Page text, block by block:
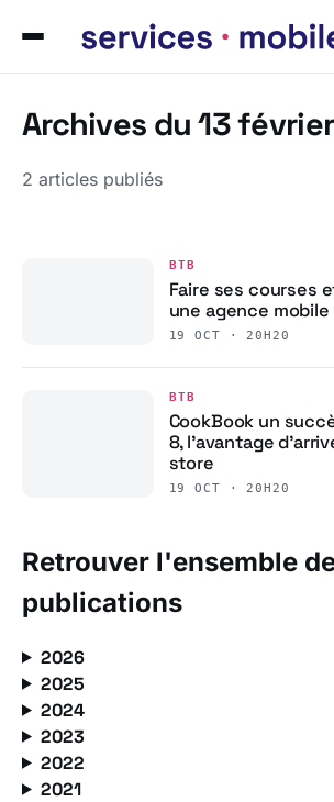
Archives du 13
2 articles publiés
BTB
Faire ses courses
une agence mobile
19 OCT · 20H20
BTB
CookBook un
8, l’avantage
store
19 OCT · 20H20
Retrouver l'ensemble
publications
2026
2025
2024
2023
2022
2021